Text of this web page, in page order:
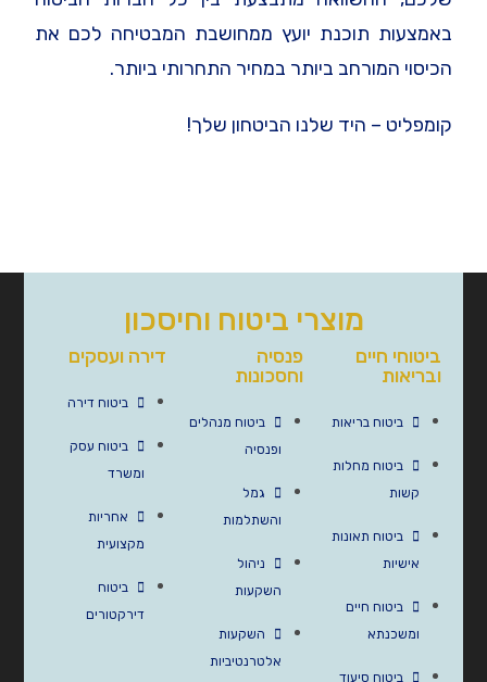
באמצעות תוכנת יועץ ממחושבת המבטיחה לכם את
הכיסוי המורחב ביותר במחיר התחרותי ביותר.
קומפליט – היד שלנו הביטחון שלך!
מוצרי ביטוח וחיסכון
ביטוחי חיים
ובריאות
ביטוח בריאות
ביטוח מחלות
קשות
ביטוח תאונות
אישיות
ביטוח חיים
ומשכנתא
ביטוח סיעוד
פנסיה
וחסכונות
ביטוח מנהלים
ופנסיה
גמל
והשתלמות
ניהול
השקעות
השקעות
אלטרנטיביות
דירה ועסקים
ביטוח דירה
ביטוח עסק
ומשרד
אחריות
מקצועית
ביטוח
דירקטורים